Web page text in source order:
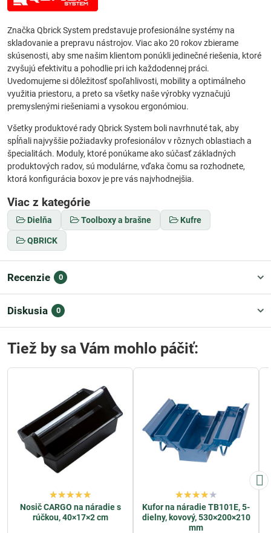
Značka Qbrick System predstavuje profesionálne systémy na
skladovanie a prepravu nástrojov. Viac ako 20 rokov zbierame
skúsenosti, aby sme našim klientom ponúkli jedinečné riešenia, ktoré
zvyšujú efektivitu a pohodlie pri ich každodennej práci.
Uvedomujeme si dôležitosť spoľahlivosti, mobility a optimálneho
využitia priestoru, a preto sa všetky naše výrobky vyznačujú
premyslenými riešeniami a vysokou ergonómiou.
Všetky produktové rady Qbrick System boli navrhnuté tak, aby
spĺňali najvyššie požiadavky profesionálov v rôznych oblastiach a
špecialitách. Moduly, ktoré ponúkame ako súčasť základných
produktových radov, sú modulárne, vďaka čomu sa rozhodnete,
ktorá konfigurácia boxov je pre vás najvhodnejšia.
Viac z kategórie
Dielňa Toolboxy a brašne Kufre
QBRICK
Recenzie 0
Diskusia 0
Tiež by sa Vám mohlo páčiť:
Nosič CARGO na náradie s
rúčkou, 40×17×2 cm
Kufor na náradie TB101E, 5-
dielny, kovový, 530×200×210
mm